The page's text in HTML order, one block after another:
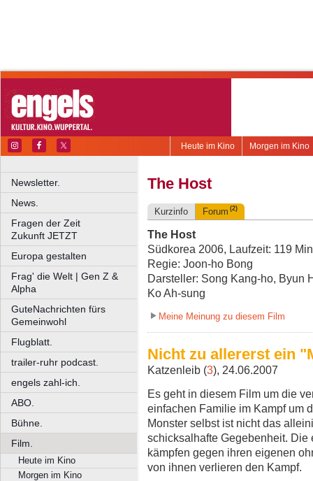
Morgen im Kino
Heute im Kino
Newsletter.
News.
Fragen der Zeit
Zukunft JETZT
Europa gestalten
Frag' die Welt | Gen Z &
Alpha
GuteNachrichten fürs
Gemeinwohl
Flugblatt.
trailer-ruhr podcast.
engels zahl-ich.
ABO.
Bühne.
Film.
Heute im Kino
Morgen im Kino
The Host
Kurzinfo Forum (2)
The Host
Südkorea 2006, Laufzeit: 119
Regie: Joon-ho Bong
Darsteller: Song Kang-ho, Byun
Ko Ah-sung
Meine Meinung zu diesem Film
Nicht zu allererst ein
Katzenleib (3), 24.06.2007
Es geht in diesem Film um die
einfachen Familie im Kampf um
Monster selbst ist nicht das
schicksalhafte Gegebenheit.
kämpfen gegen ihren eigenen
von ihnen verlieren den Kampf.